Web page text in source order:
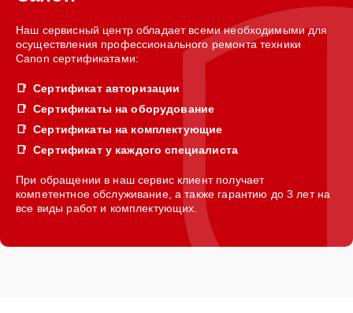
Наш сервисный центр обладает всеми необходимыми для
осуществления профессионального ремонта техники
Canon сертификатами:
Сертификат авторизации
Сертификаты на оборудование
Сертификаты на комплектующие
Сертификат у каждого специалиста
При обращении в наш сервис клиент получает
компетентное обслуживание, а также гарантию до 3 лет на
все виды работ и комплектующих.